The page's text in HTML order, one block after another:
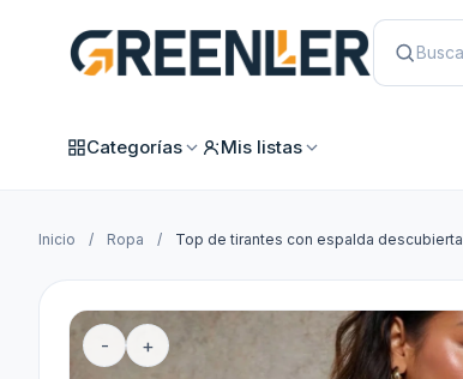
Categorías Mis listas
Inicio / Ropa / Top de tirantes con espalda descubierta
- +